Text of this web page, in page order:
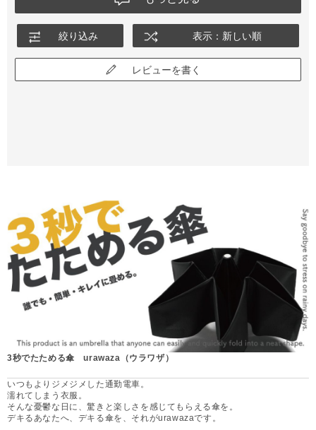
絞り込み 表示：新しい順
レビューを書く
3秒でたためる傘 urawaza（ウラワザ）
いつもよりジメジメした通勤電車。
濡れてしまう衣服。
そんな憂鬱な日に、驚きと楽しさを感じてもらえる傘を。
デキるあなたへ、デキる傘を、それがurawazaです。